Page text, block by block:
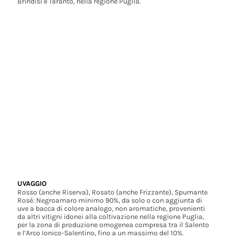
UVAGGIO
Rosso (anche Riserva), Rosato (anche Frizzante), Spumante
Rosé: Negroamaro minimo 90%, da solo o con aggiunta di
uve a bacca di colore analogo, non aromatiche, provenienti
da altri vitigni idonei alla coltivazione nella regione Puglia,
per la zona di produzione omogenea compresa tra il Salento
e l’Arco Ionico-Salentino, fino a un massimo del 10%.